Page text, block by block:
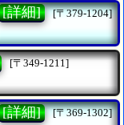
[詳細]
[〒379-1204]
[〒349-1211]
[詳細]
[〒369-1302]